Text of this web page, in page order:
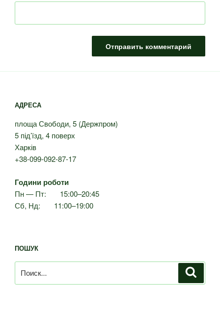
АДРЕСА
площа Свободи, 5 (Держпром)
5 під’їзд, 4 поверх
Харків
+38-099-092-87-17
Години роботи
Пн — Пт: 15:00–20:45
Сб, Нд: 11:00–19:00
ПОШУК